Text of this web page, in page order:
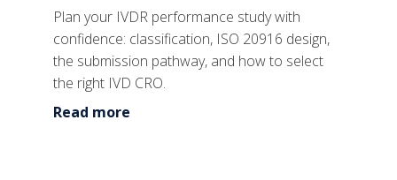
Plan your IVDR performance study with
confidence: classification, ISO 20916 design,
the submission pathway, and how to select
the right IVD CRO.
Read more